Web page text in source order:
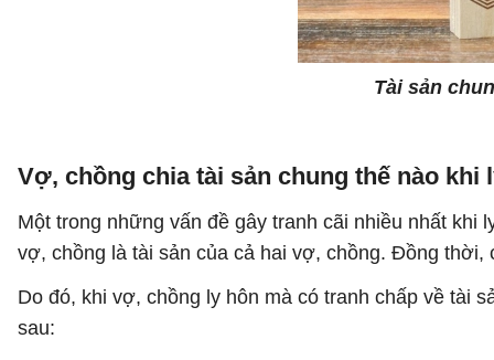
Tài sản
Vợ, chồng chia tài sản chung thế nào khi
Một trong những vấn đề gây tranh cãi nhiều nhất khi
vợ, chồng là tài sản của cả hai vợ, chồng. Đồng
Do đó, khi vợ, chồng ly hôn mà có tranh chấp về tài
sau: